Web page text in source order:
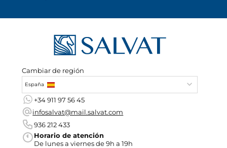
Cambiar de región
España
+34 911 97 56 45
infosalvat@mail.salvat.com
936 212 433
Horario de atención
De lunes a viernes de 9h a 19h